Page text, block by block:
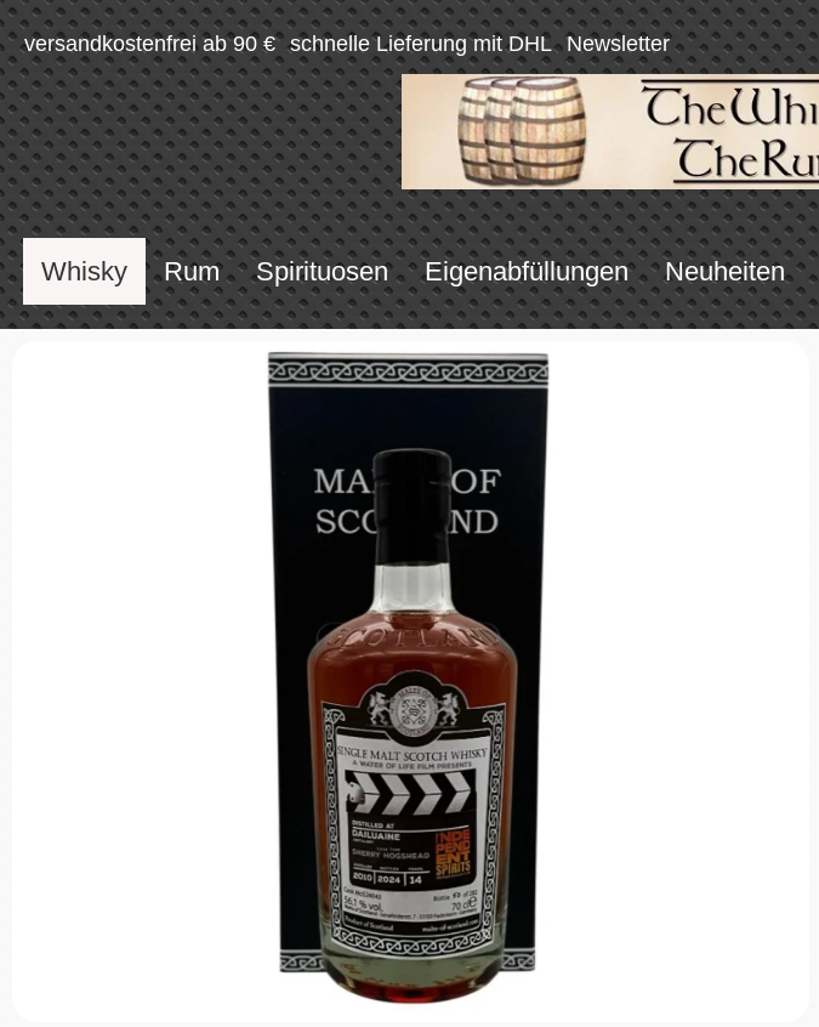
versandkostenfrei ab 90 € schnelle Lieferung mit DHL Newsletter
Whisky Rum Spirituosen Eigenabfüllungen Neuheiten